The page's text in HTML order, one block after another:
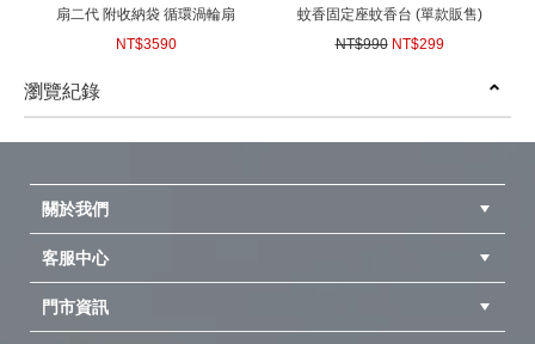
扇二代 附收納袋 循環渦輪扇
桌扇 循環扇 空氣循環扇 電風
NT$3590
蚊香固定座蚊香台 (單款販售)
附收納袋 戶外露營防蚊驅蟲
NT$990 NT$299
瀏覽紀錄
prev
next
關於我們
客服中心
門市資訊